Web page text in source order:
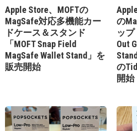
Apple Store、MOFTの
MagSafe対応多機能カー
ドケース＆スタンド
「MOFT Snap Field
MagSafe Wallet Stand」を
販売開始
の
ップ
Out
の
開始